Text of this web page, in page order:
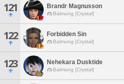
121 Brandr Magnusson
Balmung [Crystal]
122 Forbidden Sin
Balmung [Crystal]
123 Nehekara Dusktide
Balmung [Crystal]